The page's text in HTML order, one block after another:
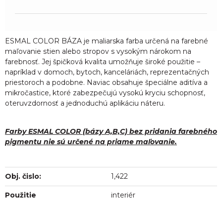
ESMAL COLOR BÁZA je maliarska farba určená na farebné
maľovanie stien alebo stropov s vysokým nárokom na
farebnosť. Jej špičková kvalita umožňuje široké použitie –
napríklad v domoch, bytoch, kanceláriách, reprezentačných
priestoroch a podobne. Naviac obsahuje špeciálne aditíva a
mikročastice, ktoré zabezpečujú vysokú kryciu schopnosť,
oteruvzdornosť a jednoduchú aplikáciu náteru.
Farby ESMAL COLOR (bázy A,B,C) bez pridania farebného
pigmentu nie sú určené na priame maľovanie.
Obj. čislo: 1,422
Použitie interiér